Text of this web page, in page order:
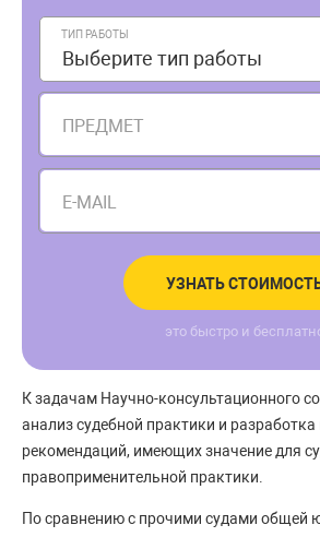
ТИП РАБОТЫ
Выберите тип работы
ПРЕДМЕТ
E-MAIL
УЗНАТЬ
это быстро и
К задачам Научно-консультационного
анализ судебной практики и разработка
рекомендаций, имеющих значение для
правоприменительной практики.
По сравнению с прочими судами общей